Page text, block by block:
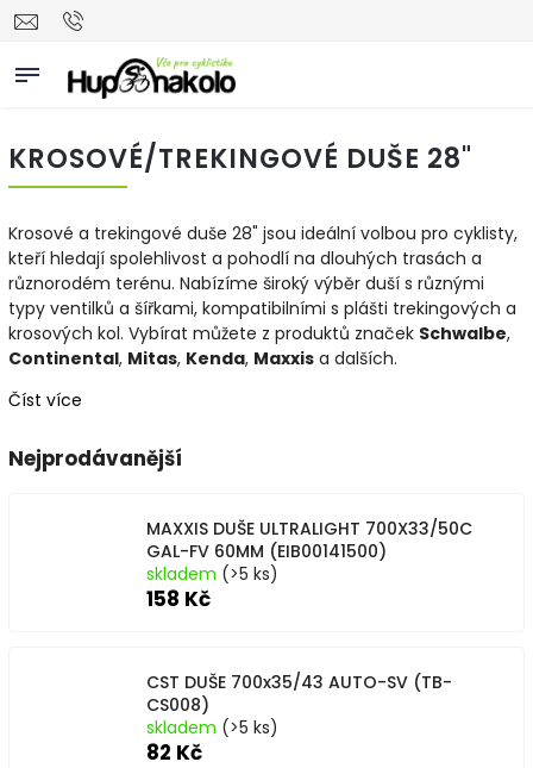
KROSOVÉ/TREKINGOVÉ DUŠE 28"
Krosové a trekingové duše 28" jsou ideální volbou pro cyklisty,
kteří hledají spolehlivost a pohodlí na dlouhých trasách a
různorodém terénu. Nabízíme široký výběr duší s různými
typy ventilků a šířkami, kompatibilními s plášti trekingových a
krosových kol. Vybírat můžete z produktů značek Schwalbe,
Continental, Mitas, Kenda, Maxxis a dalších.
Číst více
Nejprodávanější
MAXXIS DUŠE ULTRALIGHT 700X33/50C
GAL-FV 60MM (EIB00141500)
skladem (>5 ks)
158 Kč
CST DUŠE 700x35/43 AUTO-SV (TB-
CS008)
skladem (>5 ks)
82 Kč